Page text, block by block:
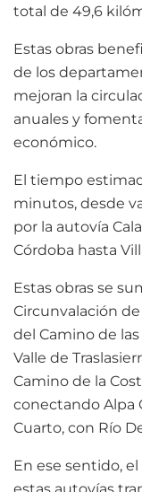
total de 49,6
Estas obras
de los
mejoran la
anuales y
económico.
El tiempo
minutos, desde
por la autovía
Córdoba hasta
Estas obras se
Circunvalación
del Camino de
Valle de
Camino de la
conectando Alpa
Cuarto, con Río
En ese sentido,
estas autovías